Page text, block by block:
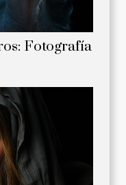
Fotografía